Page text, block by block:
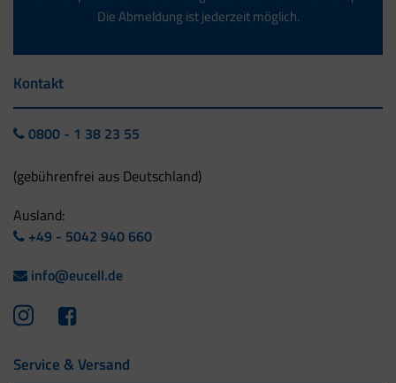
Die Abmeldung ist jederzeit möglich.
Kontakt
0800 - 1 38 23 55
(gebührenfrei aus Deutschland)
Ausland:
+49 - 5042 940 660
info@eucell.de
Service & Versand